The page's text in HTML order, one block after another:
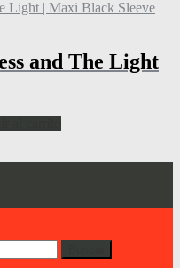
and The Light